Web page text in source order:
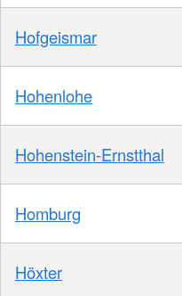
Hofgeismar
Hohenlohe
Hohenstein-Ernstthal
Homburg
Höxter